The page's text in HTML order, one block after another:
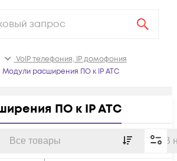
VoIP телефония, IP домофония
Модули расширения ПО к IP АТС
ПО к IP АТС
Все товары В